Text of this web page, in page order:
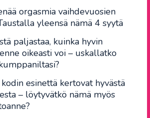
orgasmia vaihdevuosien
yleensä nämä 4 syytä
paljastaa, kuinka hyvin
oikeasti voi – uskallatko
esinettä kertovat hyvästä
– löytyvätkö nämä myös